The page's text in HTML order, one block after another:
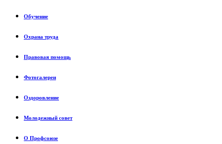
Обучение
Охрана труда
Правовая помощь
Фотогалереи
Оздоровление
Молодежный совет
О Профсоюзе